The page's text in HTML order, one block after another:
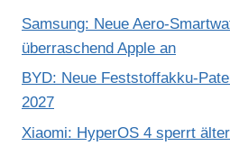
Samsung: Neue Aero-
überraschend Apple an
BYD: Neue Feststoffakku-
2027
Xiaomi: HyperOS 4 sperrt